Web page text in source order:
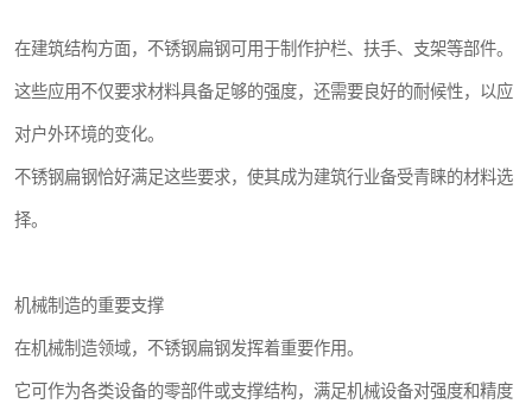
在建筑结构方面，不锈钢扁钢可用于制作护栏、扶手、支架等部件。
这些应用不仅要求材料具备足够的强度，还需要良好的耐候性，以应
对户外环境的变化。
不锈钢扁钢恰好满足这些要求，使其成为建筑行业备受青睐的材料选
择。
机械制造的重要支撑
在机械制造领域，不锈钢扁钢发挥着重要作用。
它可作为各类设备的零部件或支撑结构，满足机械设备对强度和精度